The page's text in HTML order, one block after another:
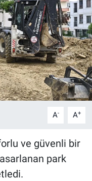
A- A+
ve güvenli bir
park